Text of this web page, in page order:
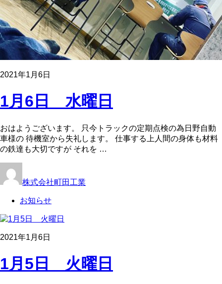
2021年1月6日
1月6日 水曜日
おはようございます。 只今トラックの定期点検の為日野自動
車様の 待機室から失礼します。 仕事する上人間の身体も材料
の鉄達も大切ですが それを …
株式会社町田工業
お知らせ
2021年1月6日
1月5日 火曜日